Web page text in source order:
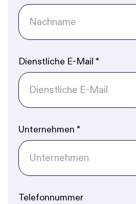
Dienstliche E-Mail *
Unternehmen *
Telefonnummer